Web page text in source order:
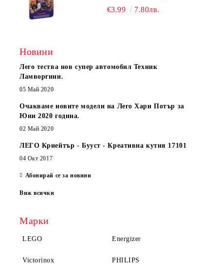
ПРЕЗ СПАЙДИ-ВСЕЛЕНАТА 71050
€3.99 7.80лв.
Новини
Лего тества нов супер автомобил Техник
Ламворгини.
05 Май 2020
Очакваме новите модели на Лего Хари Потър за
Юни 2020 година.
02 Май 2020
ЛЕГО Криейтър - Бууст - Креативна кутия 17101
04 Окт 2017
Абонирай се за новини
Виж всички
Марки
LEGO Energizer
Victorinox PHILIPS